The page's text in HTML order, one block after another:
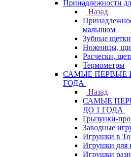
Принадлежности
Назад
малышом
Зубные щетки
Ножницы,
Расчески,
Термометры
САМЫЕ ПЕРВЫЕ
ГОДА
Назад
САМЫЕ
ДО 1 ГОДА
Грызунки-
Заводные
Игрушки в
Игрушки для
Игрушки